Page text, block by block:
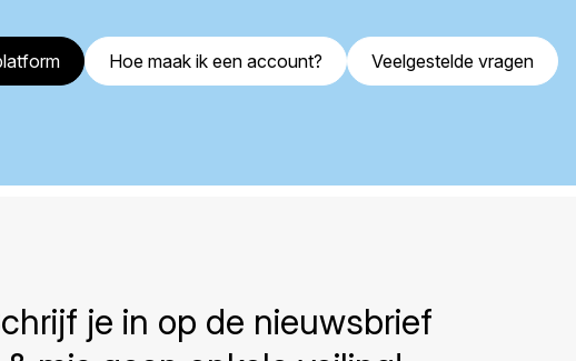
Hoe maak ik een account? Veelgestelde vragen
je in op de nieuwsbrief